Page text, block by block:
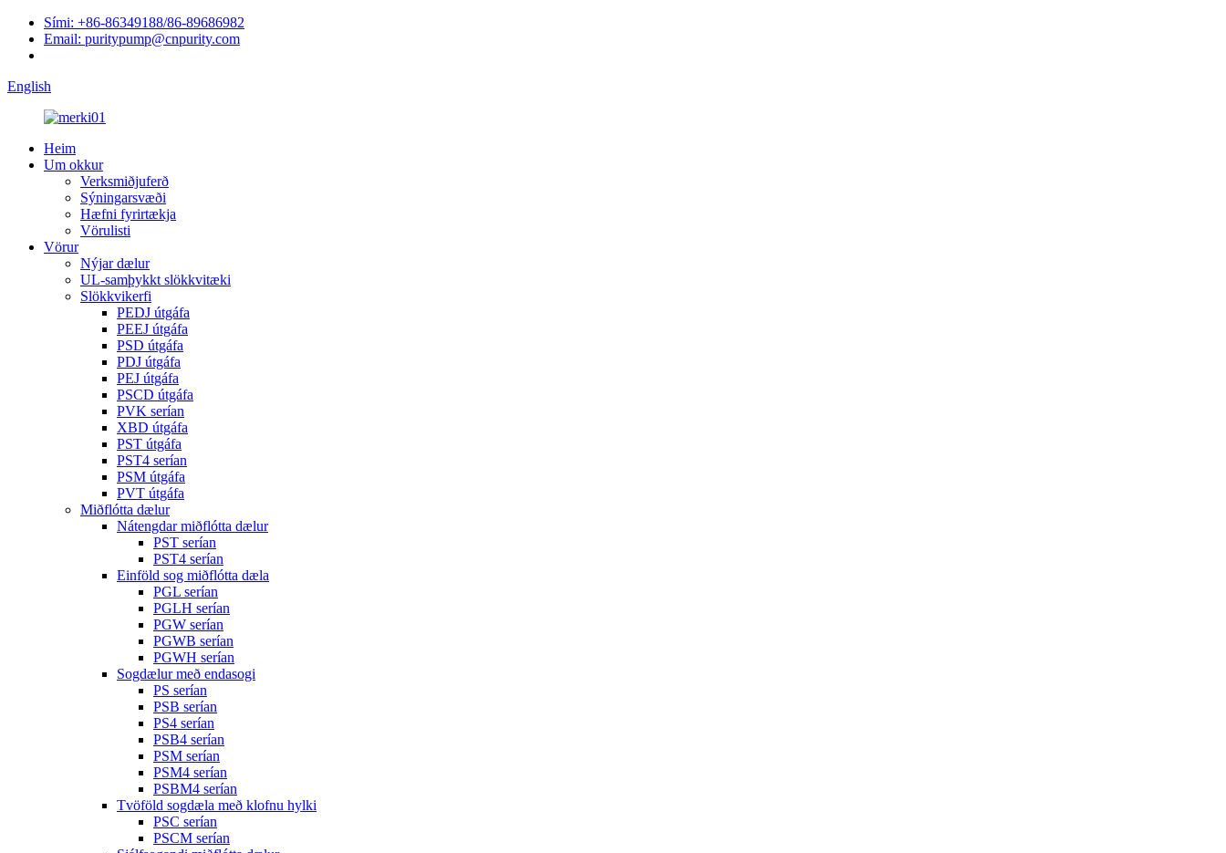
Sími: +86-86349188/86-89686982
Email: puritypump@cnpurity.com
English
Heim
Um okkur
Verksmiðjuferð
Sýningarsvæði
Hæfni fyrirtækja
Vörulisti
Vörur
Nýjar dælur
UL-samþykkt slökkvitæki
Slökkvikerfi
PEDJ útgáfa
PEEJ útgáfa
PSD útgáfa
PDJ útgáfa
PEJ útgáfa
PSCD útgáfa
PVK serían
XBD útgáfa
PST útgáfa
PST4 serían
PSM útgáfa
PVT útgáfa
Miðflótta dælur
Nátengdar miðflótta dælur
PST serían
PST4 serían
Einföld sog miðflótta dæla
PGL serían
PGLH serían
PGW serían
PGWB serían
PGWH serían
Sogdælur með endasogi
PS serían
PSB serían
PS4 serían
PSB4 serían
PSM serían
PSM4 serían
PSBM4 serían
Tvöföld sogdæla með klofnu hylki
PSC serían
PSCM serían